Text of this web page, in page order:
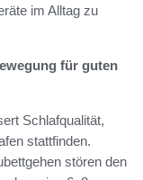
im Alltag zu
für guten
Schlafqualität,
stattfinden.
stören den